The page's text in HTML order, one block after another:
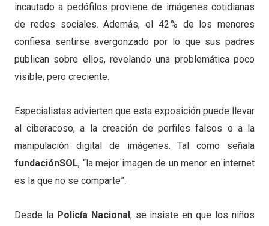
incautado a pedófilos proviene de imágenes cotidianas
de redes sociales. Además, el 42 % de los menores
confiesa sentirse avergonzado por lo que sus padres
publican sobre ellos, revelando una problemática poco
visible, pero creciente.
Especialistas advierten que esta exposición puede llevar
al ciberacoso, a la creación de perfiles falsos o a la
manipulación digital de imágenes. Tal como señala
fundaciónSOL, “la mejor imagen de un menor en internet
es la que no se comparte”.
Desde la Policía Nacional, se insiste en que los niños